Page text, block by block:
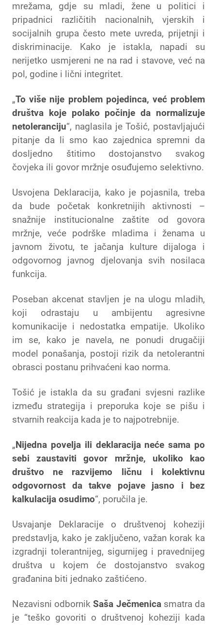
mrežama, gdje su mladi, žene u politici i
pripadnici različitih nacionalnih, vjerskih i
socijalnih grupa često mete uvreda, prijetnji i
diskriminacije. Kako je istakla, napadi su
nerijetko usmjereni ne na rad i stavove, već na
pol, godine i lični integritet.
„To više nije problem pojedinca, već problem
društva koje polako počinje da normalizuje
netoleranciju“, naglasila je Tošić, postavljajući
pitanje da li smo kao zajednica spremni da
dosljedno štitimo dostojanstvo svakog
čovjeka ili govor mržnje osuđujemo selektivno.
Usvojena Deklaracija, kako je pojasnila, treba
da bude početak konkretnijih aktivnosti –
snažnije institucionalne zaštite od govora
mržnje, veće podrške mladima i ženama u
javnom životu, te jačanja kulture dijaloga i
odgovornog javnog djelovanja svih nosilaca
funkcija.
Poseban akcenat stavljen je na ulogu mladih,
koji odrastaju u ambijentu agresivne
komunikacije i nedostatka empatije. Ukoliko
im se, kako je navela, ne ponudi drugačiji
model ponašanja, postoji rizik da netolerantni
obrasci postanu prihvaćeni kao norma.
Tošić je istakla da su građani svjesni razlike
između strategija i preporuka koje se pišu i
stvarnih reakcija kada je to najpotrebnije.
„ Nijedna povelja ili deklaracija neće sama po
sebi zaustaviti govor mržnje, ukoliko kao
društvo ne razvijemo ličnu i kolektivnu
odgovornost da takve pojave jasno i bez
kalkulacija osudimo“, poručila je.
Usvajanje Deklaracije o društvenoj koheziji
predstavlja, kako je zaključeno, važan korak ka
izgradnji tolerantnijeg, sigurnijeg i pravednijeg
društva u kojem će dostojanstvo svakog
građanina biti jednako zaštićeno.
Nezavisni odbornikSaša Ječmenicasmatra da
je “teško govoriti o društvenoj koheziji kada